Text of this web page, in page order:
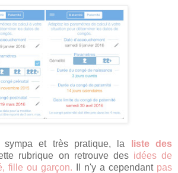
sympa et très pratique, la
liste des
rubrique on retrouve des idées de
fille ou garçon. Il n'y a cependant pas